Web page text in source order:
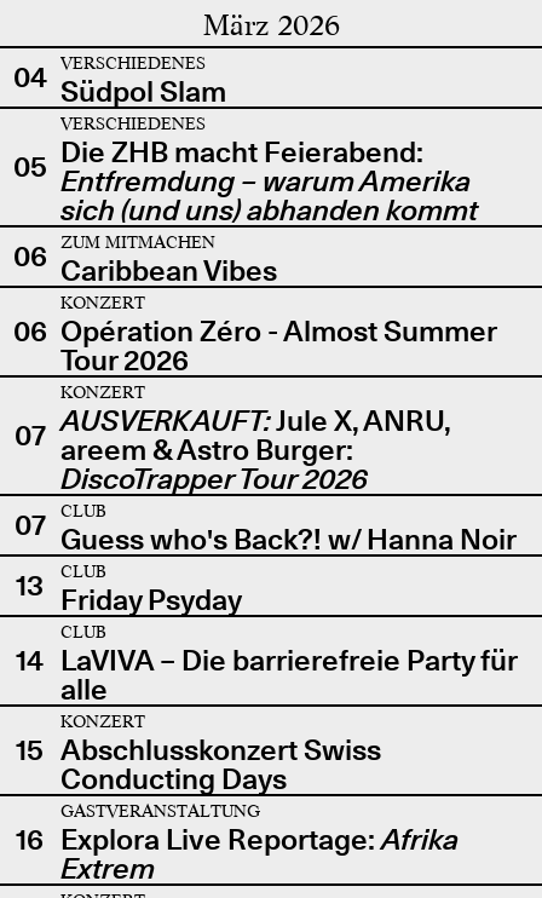
März 2026
04 VERSCHIEDENES
Südpol Slam
05
VERSCHIEDENES
Die ZHB macht Feierabend:
Entfremdung – warum Amerika
sich (und uns) abhanden kommt
06
ZUM MITMACHEN
Caribbean Vibes
06
KONZERT
Opération Zéro - Almost Summer
Tour 2026
07
KONZERT
AUSVERKAUFT:Jule X, ANRU,
areem & Astro Burger:
DiscoTrapper Tour 2026
07
CLUB
Guess who's Back?! w/ Hanna Noir
13
CLUB
Friday Psyday
14
CLUB
LaVIVA – Die barrierefreie Party für
alle
15
KONZERT
Abschlusskonzert Swiss
Conducting Days
16
GASTVERANSTALTUNG
Explora Live Reportage:Afrika
Extrem